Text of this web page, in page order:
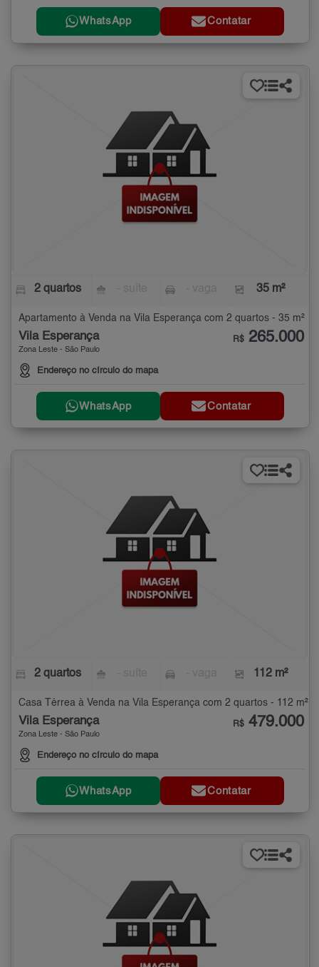
WhatsApp Contatar
2 quartos 35 m²
Apartamento à Venda na Vila Esperança com 2 quartos - 35 m²
Vila Esperança
Zona Leste - São Paulo
Endereço no círculo do mapa
R$ 265.000
WhatsApp Contatar
2 quartos 112 m²
Casa Térrea à Venda na Vila Esperança com 2 quartos - 112 m²
Vila Esperança
Zona Leste - São Paulo
Endereço no círculo do mapa
R$ 479.000
WhatsApp Contatar